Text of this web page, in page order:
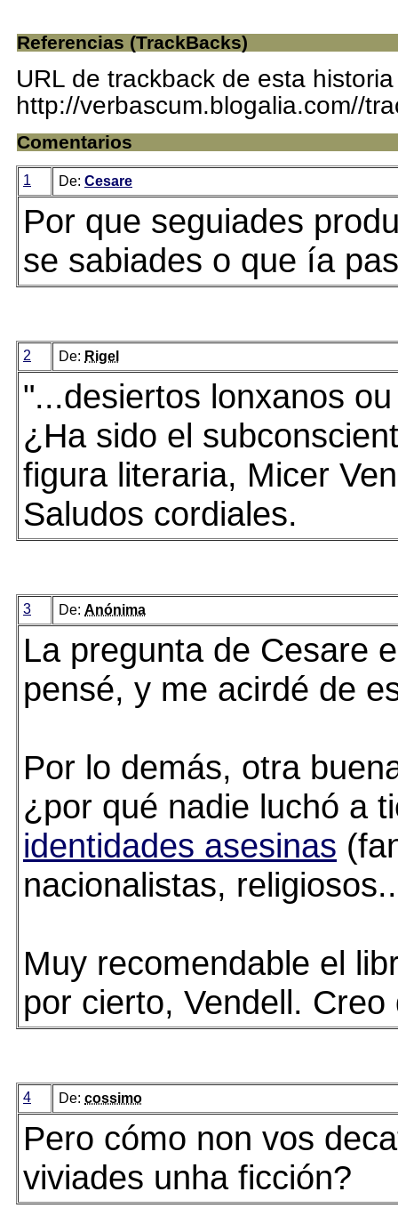
Referencias (TrackBacks)
URL de trackback de esta historia
http://verbascum.blogalia.com//
Comentarios
1 De: Cesare
Por que seguiades
se sabiades o que ía
2 De: Rigel
"...desiertos lonxanos
¿Ha sido el
figura literaria, Micer
Saludos cordiales.
3 De: Anónima
La pregunta de Cesare
pensé, y me acirdé de
Por lo demás, otra
¿por qué nadie luchó a
identidades asesinas
nacionalistas,
Muy recomendable el
por cierto, Vendell.
4 De: cossimo
Pero cómo non vos
viviades unha ficción?